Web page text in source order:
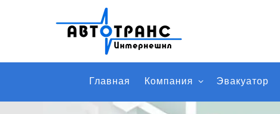
Главная Компания Эвакуатор